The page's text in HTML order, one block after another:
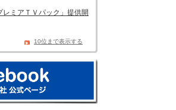
レミアＴＶパック」提供開
10位まで表示する